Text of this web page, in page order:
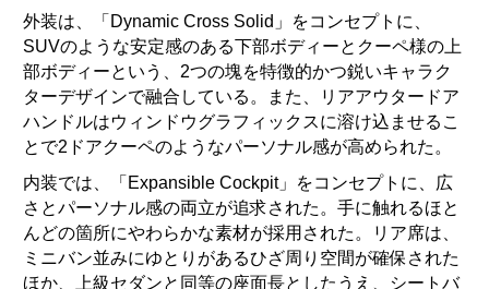
外装は、「Dynamic Cross Solid」をコンセプトに、
SUVのような安定感のある下部ボディーとクーペ様の上
部ボディーという、2つの塊を特徴的かつ鋭いキャラク
ターデザインで融合している。また、リアアウタードア
ハンドルはウィンドウグラフィックスに溶け込ませるこ
とで2ドアクーペのようなパーソナル感が高められた。
内装では、「Expansible Cockpit」をコンセプトに、広
さとパーソナル感の両立が追求された。手に触れるほと
んどの箇所にやわらかな素材が採用された。リア席は、
ミニバン並みにゆとりがあるひざ周り空間が確保された
ほか、上級セダンと同等の座面長としたうえ、シートバ